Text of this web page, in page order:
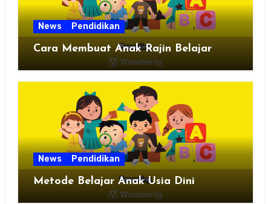
News Pendidikan
Cara Membuat Anak Rajin Belajar
News Pendidikan
Metode Belajar Anak Usia Dini